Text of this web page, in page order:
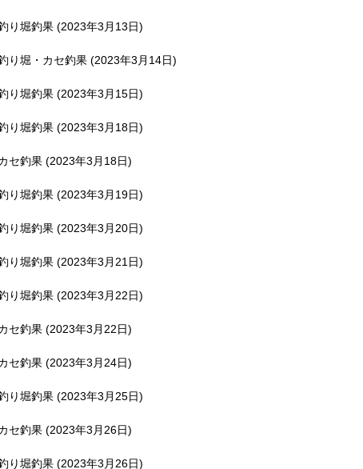
り堀釣果 (2023年3月13日)
り堀・カセ釣果 (2023年3月14日)
り堀釣果 (2023年3月15日)
り堀釣果 (2023年3月18日)
セ釣果 (2023年3月18日)
り堀釣果 (2023年3月19日)
り堀釣果 (2023年3月20日)
り堀釣果 (2023年3月21日)
り堀釣果 (2023年3月22日)
セ釣果 (2023年3月22日)
セ釣果 (2023年3月24日)
り堀釣果 (2023年3月25日)
セ釣果 (2023年3月26日)
り堀釣果 (2023年3月26日)